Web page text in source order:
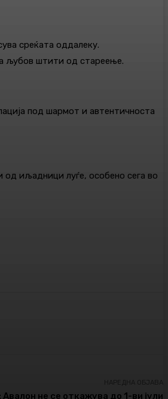
среќата оддалеку.
љубов штити од стареење.
под шармот и автентичноста
иљадници луѓе, особено сега во
Авалон не се откажува до 1-ви јули